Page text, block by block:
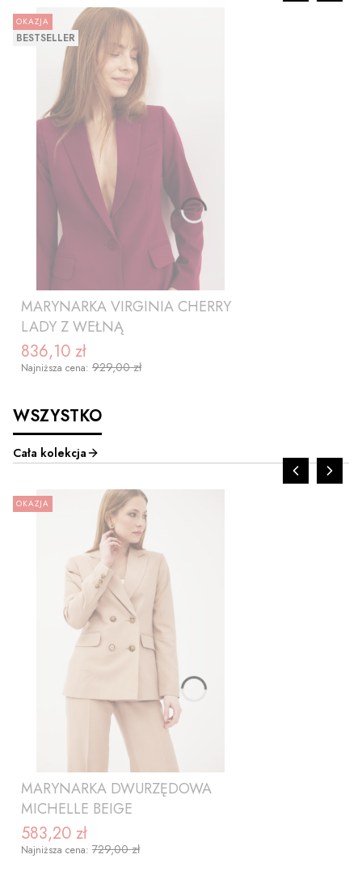
OKAZJA
BESTSELLER
MARYNARKA VIRGINIA CHERRY
LADY Z WEŁNĄ
Cena promocyjna
836,10 zł
Najniższa cena: 929,00 zł
ZOBACZ PRODUKT
WSZYSTKO
Cała kolekcja
OKAZJA
MARYNARKA DWURZĘDOWA
MICHELLE BEIGE
Cena promocyjna
583,20 zł
Najniższa cena: 729,00 zł